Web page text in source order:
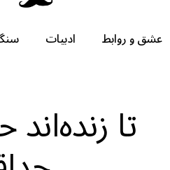
عشق و روابط ادبیات
تا